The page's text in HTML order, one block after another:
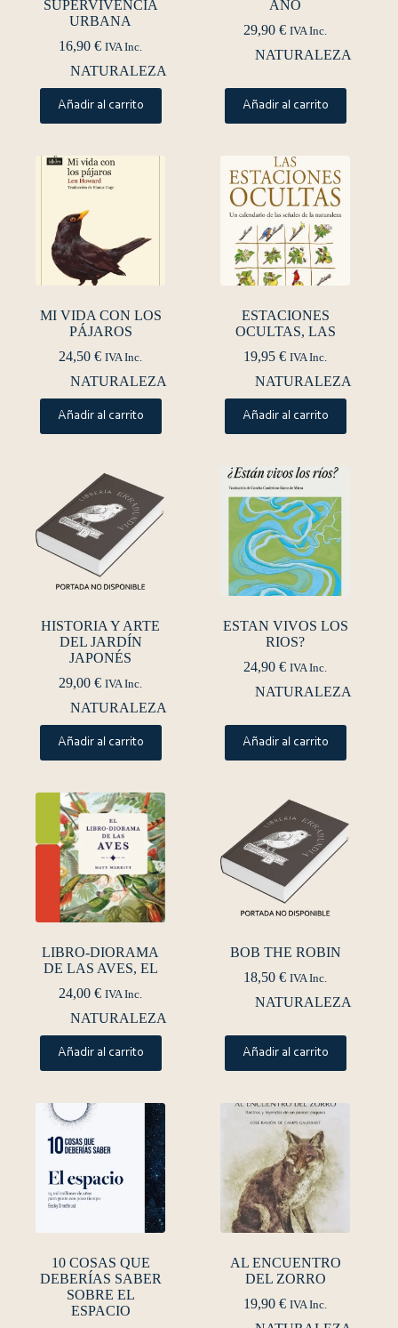
SUPERVIVENCIA
URBANA
16,90€ IVA Inc.
NATURALEZA
Añadir al carrito
AÑO
29,90€ IVA Inc.
NATURALEZA
Añadir al carrito
MI VIDA CON LOS
PÁJAROS
24,50€ IVA Inc.
NATURALEZA
Añadir al carrito
ESTACIONES
OCULTAS, LAS
19,95€ IVA Inc.
NATURALEZA
Añadir al carrito
HISTORIA Y ARTE
DEL JARDÍN
JAPONÉS
29,00€ IVA Inc.
NATURALEZA
Añadir al carrito
ESTAN VIVOS LOS
RIOS?
24,90€ IVA Inc.
NATURALEZA
Añadir al carrito
LIBRO-DIORAMA
DE LAS AVES, EL
24,00€ IVA Inc.
NATURALEZA
Añadir al carrito
BOB THE ROBIN
18,50€ IVA Inc.
NATURALEZA
Añadir al carrito
10 COSAS QUE
DEBERÍAS SABER
SOBRE EL
ESPACIO
AL ENCUENTRO
DEL ZORRO
19,90€ IVA Inc.